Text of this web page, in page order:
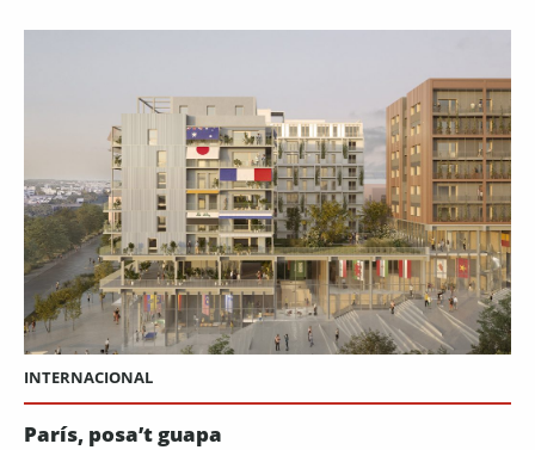
INTERNACIONAL
París, posa’t guapa